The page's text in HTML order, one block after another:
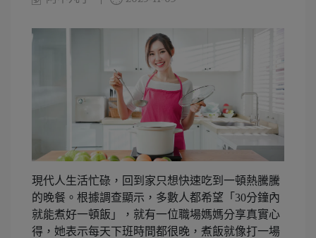
現代人生活忙碌，回到家只想快速吃到一頓熱騰騰
的晚餐。根據調查顯示，多數人都希望「30分鐘內
就能煮好一頓飯」，就有一位職場媽媽分享真實心
得，她表示每天下班時間都很晚，煮飯就像打一場